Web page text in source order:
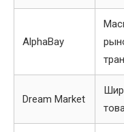
AlphaBay
Dream Market